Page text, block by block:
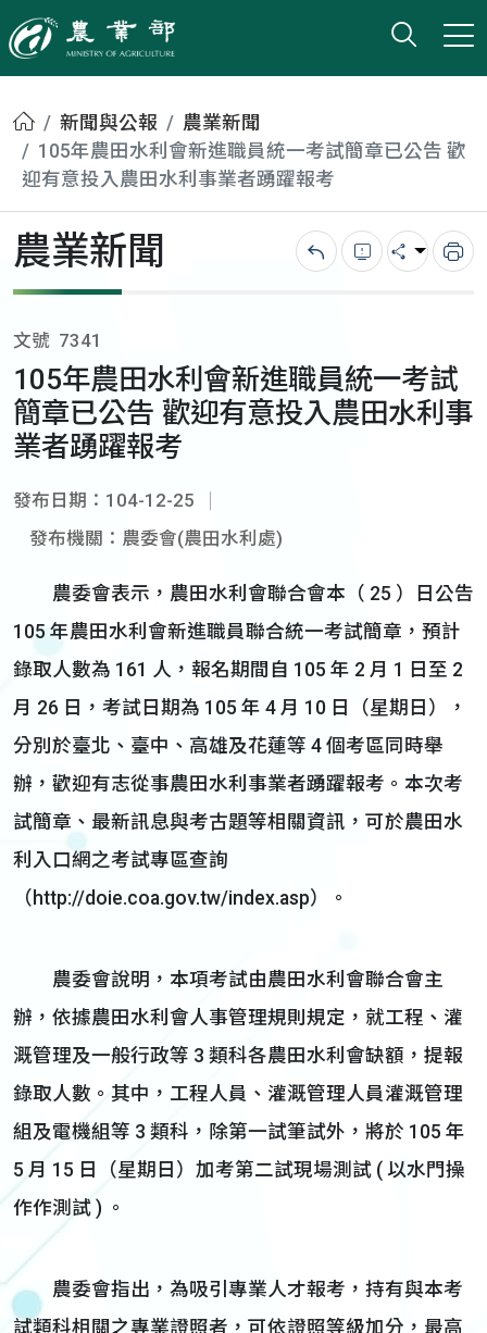
農業部
打開
小版
首頁新聞與公報
農業新聞
105年農田水利會新進職員統一考試簡章已公告 歡
迎有意投入農田水利事業者踴躍報考
農業新聞 回上一頁錯誤回報
分享 列
文號 7341
105年農田水利會新進職員統一考試
簡章已公告 歡迎有意投入農田水利事
業者踴躍報考
發布日期：104-12-25
發布機關：農委會(農田水利處)
農委會表示，農田水利會聯合會本（ 25 ）日公告
105 年農田水利會新進職員聯合統一考試簡章，預計
錄取人數為 161 人，報名期間自 105 年 2 月 1 日至 2
月 26 日，考試日期為 105 年 4 月 10 日（星期日），
分別於臺北、臺中、高雄及花蓮等 4 個考區同時舉
辦，歡迎有志從事農田水利事業者踴躍報考。本次考
試簡章、最新訊息與考古題等相關資訊，可於農田水
利入口網之考試專區查詢
（http://doie.coa.gov.tw/index.asp）。
農委會說明，本項考試由農田水利會聯合會主
辦，依據農田水利會人事管理規則規定，就工程、灌
溉管理及一般行政等 3 類科各農田水利會缺額，提報
錄取人數。其中，工程人員、灌溉管理人員灌溉管理
組及電機組等 3 類科，除第一試筆試外，將於 105 年
5 月 15 日（星期日）加考第二試現場測試 ( 以水門操
作作測試 ) 。
農委會指出，為吸引專業人才報考，持有與本考
試類科相關之專業證照者，可依證照等級加分，最高